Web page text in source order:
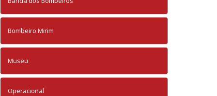
Bombeiro Mirim
Museu
Operacional